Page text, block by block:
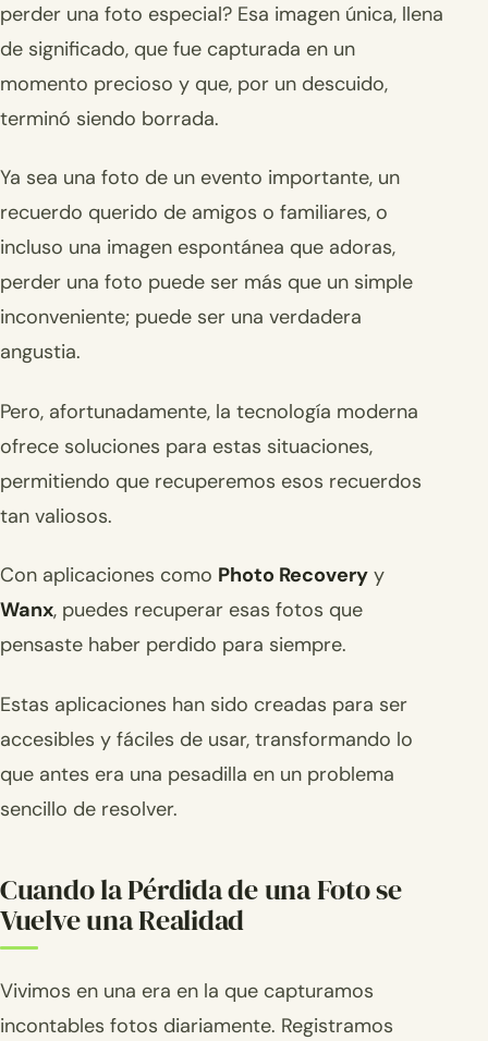
perder una foto especial? Esa imagen única, llena
de significado, que fue capturada en un
momento precioso y que, por un descuido,
terminó siendo borrada.
Ya sea una foto de un evento importante, un
recuerdo querido de amigos o familiares, o
incluso una imagen espontánea que adoras,
perder una foto puede ser más que un simple
inconveniente; puede ser una verdadera
angustia.
Pero, afortunadamente, la tecnología moderna
ofrece soluciones para estas situaciones,
permitiendo que recuperemos esos recuerdos
tan valiosos.
Con aplicaciones como Photo Recovery y
Wanx, puedes recuperar esas fotos que
pensaste haber perdido para siempre.
Estas aplicaciones han sido creadas para ser
accesibles y fáciles de usar, transformando lo
que antes era una pesadilla en un problema
sencillo de resolver.
Cuando la Pérdida de una Foto se
Vuelve una Realidad
Vivimos en una era en la que capturamos
incontables fotos diariamente. Registramos